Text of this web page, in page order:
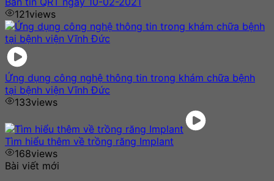
121views
Ứng dụng công nghệ thông tin trong khám chữa bệnh
tại bệnh viện Vĩnh Đức
133views
Tìm hiểu thêm về trồng răng Implant
168views
Bài viết mới